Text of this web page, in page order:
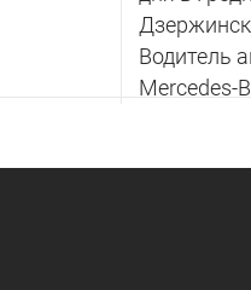
Водитель
Mercedes-